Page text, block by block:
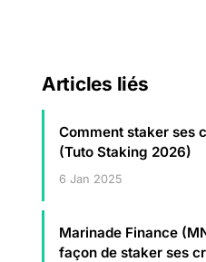
Articles liés
Comment staker ses
(Tuto Staking 2026)
6 Jan 2025
Marinade Finance
façon de staker ses